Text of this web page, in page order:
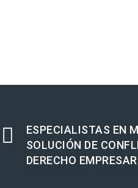
ESPECIALISTAS EN
SOLUCIÓN DE
DERECHO